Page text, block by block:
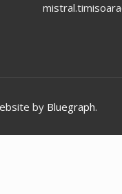
by Bluegraph.